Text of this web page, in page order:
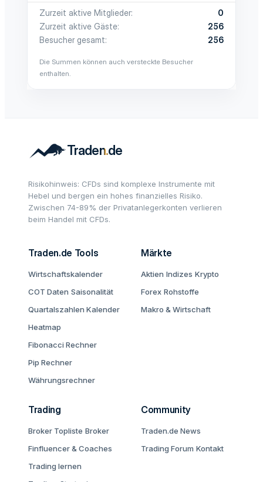
Zurzeit aktive Mitglieder
0
Zurzeit aktive Gäste
256
Besucher gesamt
256
Die Summen können auch versteckte Besucher
enthalten.
Risikohinweis: CFDs sind komplexe Instrumente mit
Hebel und bergen ein hohes finanzielles Risiko.
Zwischen 74-89% der Privatanlegerkonten verlieren
beim Handel mit CFDs.
Traden.de Tools
Wirtschaftskalender
COT Daten Saisonalität
Quartalszahlen Kalender
Heatmap
Fibonacci Rechner
Pip Rechner
Währungsrechner
Märkte
Aktien Indizes Krypto
Forex Rohstoffe
Makro & Wirtschaft
Trading
Broker Topliste Broker
Finfluencer & Coaches
Trading lernen
Community
Traden.de News
Trading Forum Kontakt